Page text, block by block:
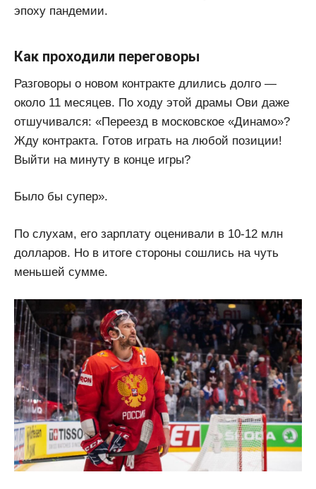
эпоху пандемии.
Как проходили переговоры
Разговоры о новом контракте длились долго —
около 11 месяцев. По ходу этой драмы Ови даже
отшучивался: «Переезд в московское «Динамо»?
Жду контракта. Готов играть на любой позиции!
Выйти на минуту в конце игры?
Было бы супер».
По слухам, его зарплату оценивали в 10-12 млн
долларов. Но в итоге стороны сошлись на чуть
меньшей сумме.